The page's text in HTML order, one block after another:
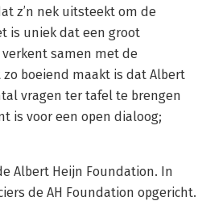
z’n nek uitsteekt om de
is uniek dat een groot
samen met de
boeiend maakt is dat Albert
vragen ter tafel te brengen
is voor een open dialoog;
Albert Heijn Foundation. In
de AH Foundation opgericht.